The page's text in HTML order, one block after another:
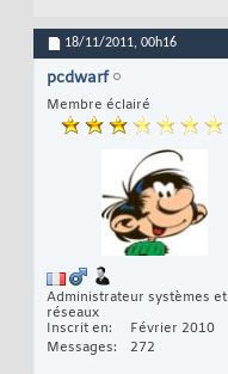
18/11/2011, 00h16
pcdwarf
Membre éclairé
Administrateur systèmes et
réseaux
Inscrit en
Février 2010
Messages
272